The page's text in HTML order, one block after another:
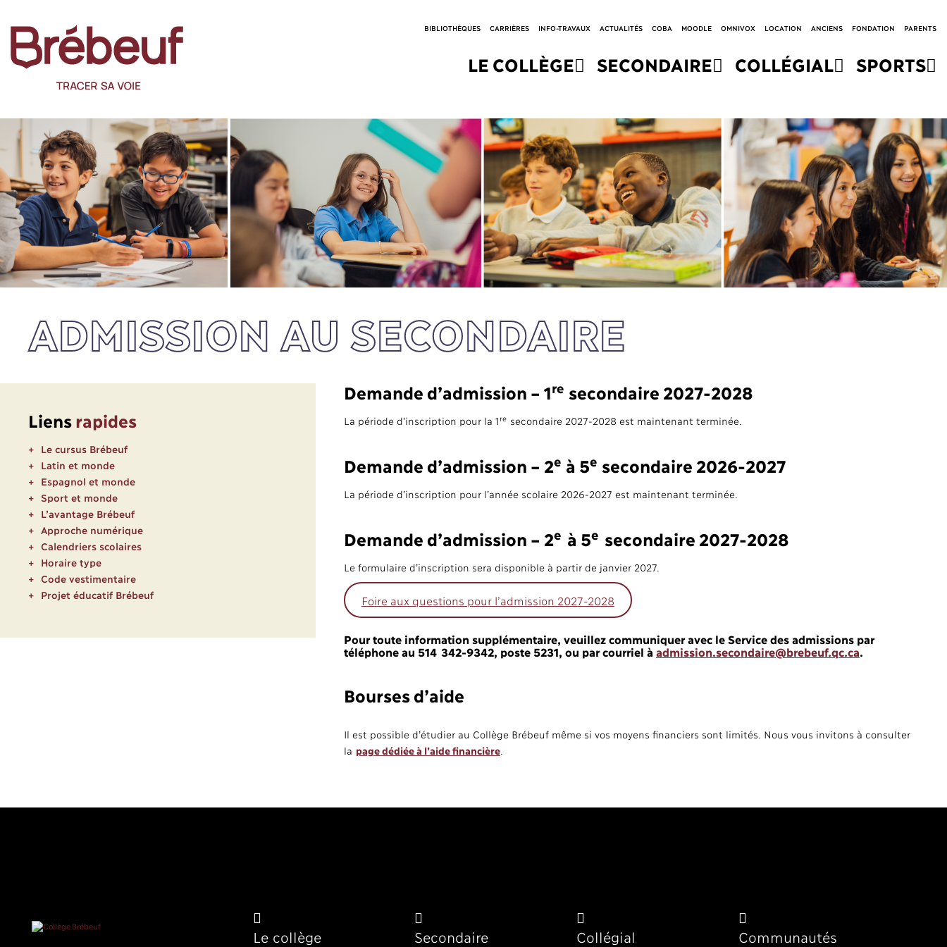
BIBLIOTHÈQUES CARRIÈRES INFO-TRAVAUX ACTUALITÉS COBA MOODLE OMNIVOX LOCATION ANCIENS FONDATION PARENTS
LE COLLÈGE SECONDAIRE COLLÉGIAL SPORTS
ADMISSION AU SECONDAIRE
Liens rapides
Le cursus Brébeuf
Latin et monde
Espagnol et monde
Sport et monde
L’avantage Brébeuf
Approche numérique
Calendriers scolaires
Horaire type
Code vestimentaire
Projet éducatif Brébeuf
Demande d’admission – 1re secondaire 2027-2028
La période d’inscription pour la 1 re secondaire 2027-2028 est maintenant terminée.
Demande d’admission – 2e à 5e secondaire 2026-2027
La période d’inscription pour l’année scolaire 2026-2027 est maintenant terminée.
Demande d’admission – 2e à 5e secondaire 2027-2028
Le formulaire d’inscription sera disponible à partir de janvier 2027.
Foire aux questions pour l’admission 2027-2028
Pour toute information supplémentaire, veuillez communiquer avec le Service des admissions par
téléphone au 514 342-9342, poste 5231, ou par courriel à admission.secondaire@brebeuf.qc.ca.
Bourses d’aide
Il est possible d’étudier au Collège Brébeuf même si vos moyens financiers sont limités. Nous vous invitons à consulter
la page dédiée à l’aide financière
Le collège Secondaire Collégial Communautés